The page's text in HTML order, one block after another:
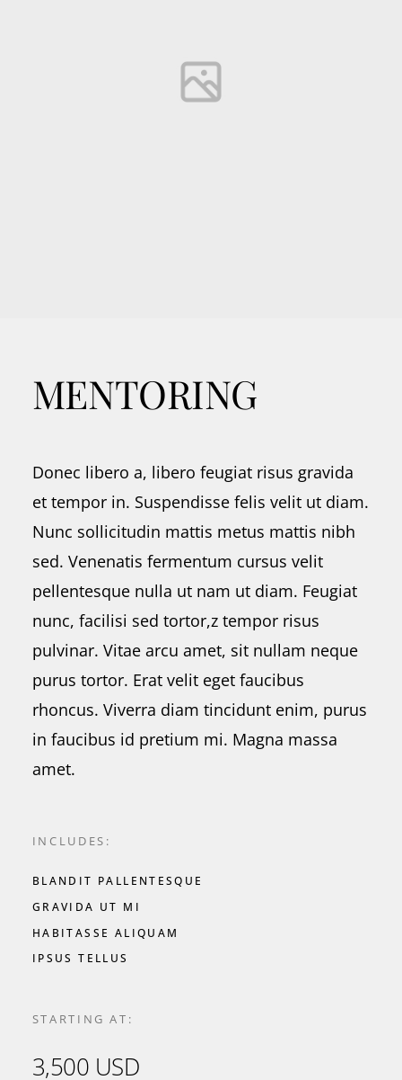
MENTORING
Donec libero a, libero feugiat risus gravida
et tempor in. Suspendisse felis velit ut diam.
Nunc sollicitudin mattis metus mattis nibh
sed. Venenatis fermentum cursus velit
pellentesque nulla ut nam ut diam. Feugiat
nunc, facilisi sed tortor,z tempor risus
pulvinar. Vitae arcu amet, sit nullam neque
purus tortor. Erat velit eget faucibus
rhoncus. Viverra diam tincidunt enim, purus
in faucibus id pretium mi. Magna massa
amet.
INCLUDES:
BLANDIT PALLENTESQUE
GRAVIDA UT MI
HABITASSE ALIQUAM
IPSUS TELLUS
STARTING AT:
3,500 USD